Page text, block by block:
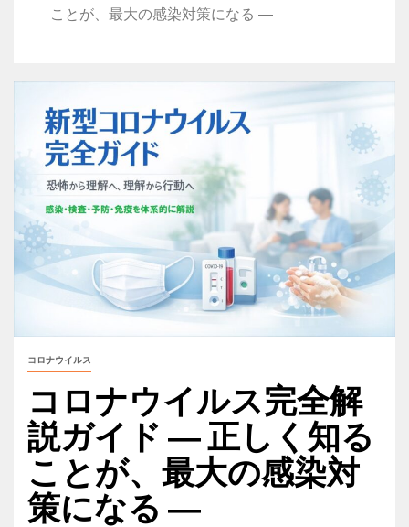
ことが、最大の感染対策になる ―
コロナウイルス
コロナウイルス完全解
説ガイド ― 正しく知る
ことが、最大の感染対
策になる ―